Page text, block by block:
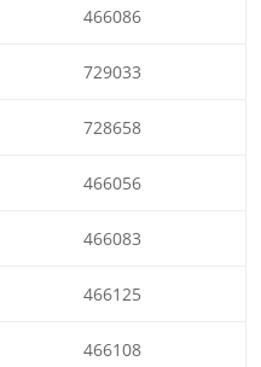
466086
729033
728658
466056
466083
466125
466108